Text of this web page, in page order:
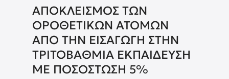
ΑΠΟΚΛΕΙΣΜΟΣ ΤΩΝ
ΟΡΟΘΕΤΙΚΩΝ ΑΤΟΜΩΝ
ΑΠΟ ΤΗΝ ΕΙΣΑΓΩΓΗ ΣΤΗΝ
ΤΡΙΤΟΒΑΘΜΙΑ ΕΚΠΑΙΔΕΥΣΗ
ΜΕ ΠΟΣΟΣΤΩΣΗ 5%